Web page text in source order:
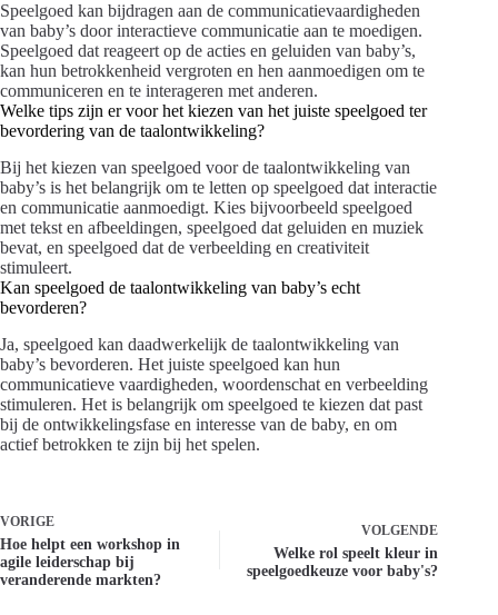
Speelgoed kan bijdragen aan de communicatievaardigheden
van baby’s door interactieve communicatie aan te moedigen.
Speelgoed dat reageert op de acties en geluiden van baby’s,
kan hun betrokkenheid vergroten en hen aanmoedigen om te
communiceren en te interageren met anderen.
Welke tips zijn er voor het kiezen van het juiste speelgoed ter
bevordering van de taalontwikkeling?
Bij het kiezen van speelgoed voor de taalontwikkeling van
baby’s is het belangrijk om te letten op speelgoed dat interactie
en communicatie aanmoedigt. Kies bijvoorbeeld speelgoed
met tekst en afbeeldingen, speelgoed dat geluiden en muziek
bevat, en speelgoed dat de verbeelding en creativiteit
stimuleert.
Kan speelgoed de taalontwikkeling van baby’s echt
bevorderen?
Ja, speelgoed kan daadwerkelijk de taalontwikkeling van
baby’s bevorderen. Het juiste speelgoed kan hun
communicatieve vaardigheden, woordenschat en verbeelding
stimuleren. Het is belangrijk om speelgoed te kiezen dat past
bij de ontwikkelingsfase en interesse van de baby, en om
actief betrokken te zijn bij het spelen.
VORIGE
Hoe helpt een workshop in
agile leiderschap bij
veranderende markten?
VOLGENDE
Welke rol speelt kleur in
speelgoedkeuze voor baby's?